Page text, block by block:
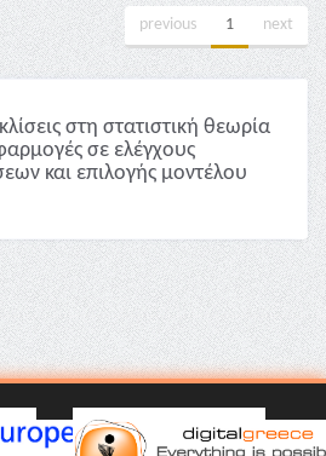
previous 1 next
στη στατιστική θεωρία
σε ελέγχους
και επιλογής μοντέλου